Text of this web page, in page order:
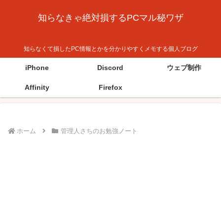
知らなきゃ絶対損するPCマル秘ワザ
知らなくて損したPC情報とかを分かりやすくメモする個人ブログ
iPhone Discord ウェブ制作
Affinity Firefox
ホーム 管理人さちのお勉強ノート